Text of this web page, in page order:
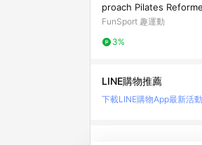
proach Pilates
FunSport 趣運動
3%
LINE購物推薦
下載LINE購物App最新活動